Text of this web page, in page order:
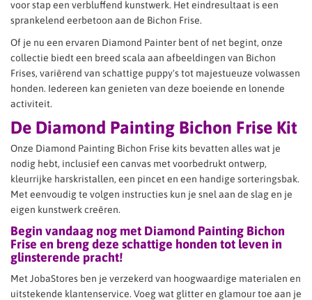
voor stap een verbluffend kunstwerk. Het eindresultaat is een
sprankelend eerbetoon aan de Bichon Frise.
Of je nu een ervaren Diamond Painter bent of net begint, onze
collectie biedt een breed scala aan afbeeldingen van Bichon
Frises, variërend van schattige puppy's tot majestueuze volwassen
honden. Iedereen kan genieten van deze boeiende en lonende
activiteit.
De Diamond Painting Bichon Frise Kit
Onze Diamond Painting Bichon Frise kits bevatten alles wat je
nodig hebt, inclusief een canvas met voorbedrukt ontwerp,
kleurrijke harskristallen, een pincet en een handige sorteringsbak.
Met eenvoudig te volgen instructies kun je snel aan de slag en je
eigen kunstwerk creëren.
Begin vandaag nog met Diamond Painting Bichon
Frise en breng deze schattige honden tot leven in
glinsterende pracht!
Met JobaStores ben je verzekerd van hoogwaardige materialen en
uitstekende klantenservice. Voeg wat glitter en glamour toe aan je